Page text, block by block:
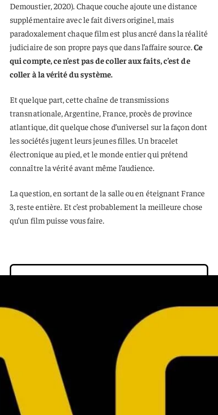
Demoustier, 2020). Chaque couche ajoute une distance
supplémentaire avec le fait divers originel, mais
paradoxalement chaque film est plus ancré dans la réalité
judiciaire de son propre pays que dans l’affaire source.Ce
qui compte, ce n’est pas de coller aux faits, c’est de
coller à la vérité du système.
Et quelque part, cette chaîne de transmissions
transnationale, Argentine, France, procès de province
atlantique, dit quelque chose d’universel sur la façon dont
les sociétés jugent leurs jeunes filles. Un bracelet
électronique au pied, et le monde entier qui prétend
connaître la vérité avant même l’audience.
La question, en sortant de la salle ou en éteignant France
3, reste entière. Et c’est probablement la meilleure chose
qu’un film puisse vous faire.